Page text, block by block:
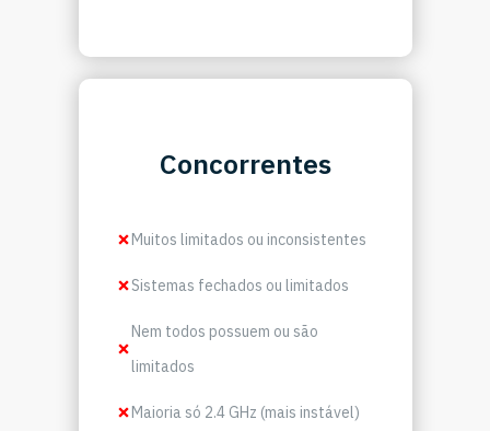
Concorrentes
Muitos limitados ou inconsistentes
Sistemas fechados ou limitados
Nem todos possuem ou são
limitados
Maioria só 2.4 GHz (mais instável)